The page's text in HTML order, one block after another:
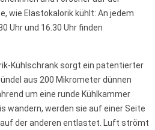
wie Elastokalorik kühlt: An jedem
Uhr und 16.30 Uhr finden
Kühlschrank sorgt ein patentierter
aus 200 Mikrometer dünnen
um eine runde Kühlkammer
wandern, werden sie auf einer Seite
der anderen entlastet. Luft strömt